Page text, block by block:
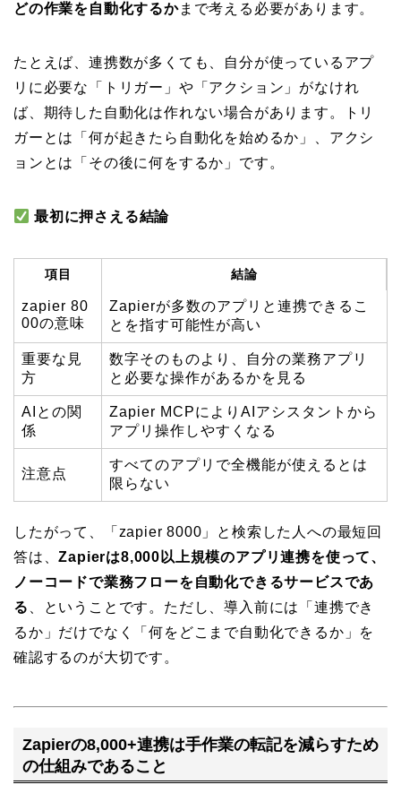
どの作業を自動化するかまで考える必要があります。
たとえば、連携数が多くても、自分が使っているアプ
リに必要な「トリガー」や「アクション」がなけれ
ば、期待した自動化は作れない場合があります。トリ
ガーとは「何が起きたら自動化を始めるか」、アクシ
ョンとは「その後に何をするか」です。
最初に押さえる結論
項目 結論
zapier 80
00の意味
Zapierが多数のアプリと連携できるこ
とを指す可能性が高い
重要な見
方
数字そのものより、自分の業務アプリ
と必要な操作があるかを見る
AIとの関
係
Zapier MCPによりAIアシスタントから
アプリ操作しやすくなる
注意点
すべてのアプリで全機能が使えるとは
限らない
したがって、「zapier 8000」と検索した人への最短回
答は、Zapierは8,000以上規模のアプリ連携を使って、
ノーコードで業務フローを自動化できるサービスであ
る
、ということです。ただし、導入前には「連携でき
るか」だけでなく「何をどこまで自動化できるか」を
確認するのが大切です。
Zapierの8,000+連携は手作業の転記を減らすため
の仕組みであること